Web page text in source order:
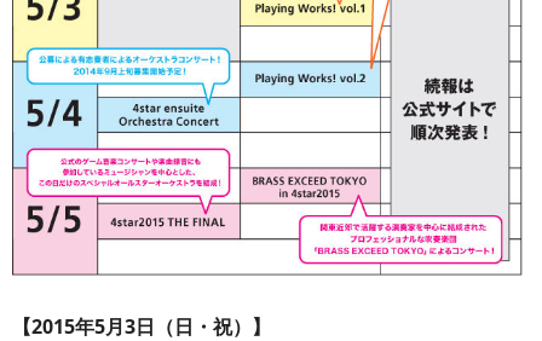
【2015年5月3日（日・祝）】